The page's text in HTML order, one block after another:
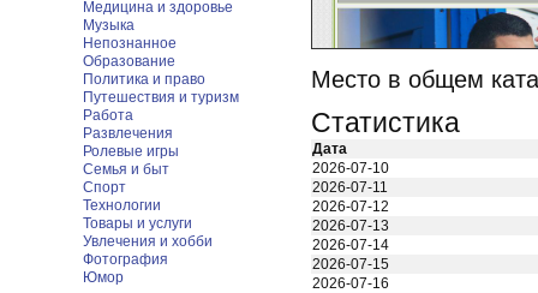
Медицина и здоровье
Музыка
Непознанное
Образование
Политика и право
Путешествия и туризм
Работа
Развлечения
Ролевые игры
Семья и быт
Спорт
Технологии
Товары и услуги
Увлечения и хобби
Фотография
Юмор
Место в общем
Статистика
Дата
2026-07-10
2026-07-11
2026-07-12
2026-07-13
2026-07-14
2026-07-15
2026-07-16